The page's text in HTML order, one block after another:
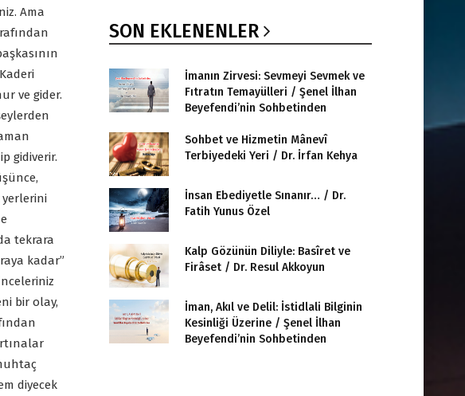
Ama
ve gider.
gidiverir.
yerlerini
tekrara
kadar”
bir olay,
diyecek
SON EKLENENLER
İmanın Zirvesi: Sevmeyi Sevmek ve
Fıtratın Temayülleri / Şenel İlhan
Beyefendi’nin Sohbetinden
Sohbet ve Hizmetin Mânevî
Terbiyedeki Yeri / Dr. İrfan Kehya
İnsan Ebediyetle Sınanır… / Dr.
Fatih Yunus Özel
Kalp Gözünün Diliyle: Basîret ve
Firâset / Dr. Resul Akkoyun
İman, Akıl ve Delil: İstidlali Bilginin
Kesinliği Üzerine / Şenel İlhan
Beyefendi’nin Sohbetinden